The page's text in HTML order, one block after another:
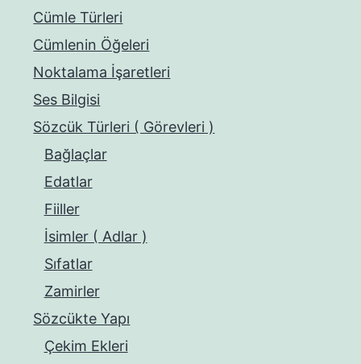
Cümle Türleri
Cümlenin Öğeleri
Noktalama İşaretleri
Ses Bilgisi
Sözcük Türleri ( Görevleri )
Bağlaçlar
Edatlar
Fiiller
İsimler ( Adlar )
Sıfatlar
Zamirler
Sözcükte Yapı
Çekim Ekleri